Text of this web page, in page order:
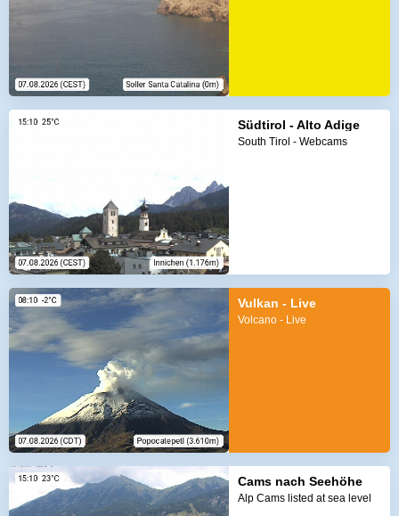
Südtirol - Alto Adige
South Tirol - Webcams
Vulkan - Live
Volcano - Live
Cams nach Seehöhe
Alp Cams listed at sea level